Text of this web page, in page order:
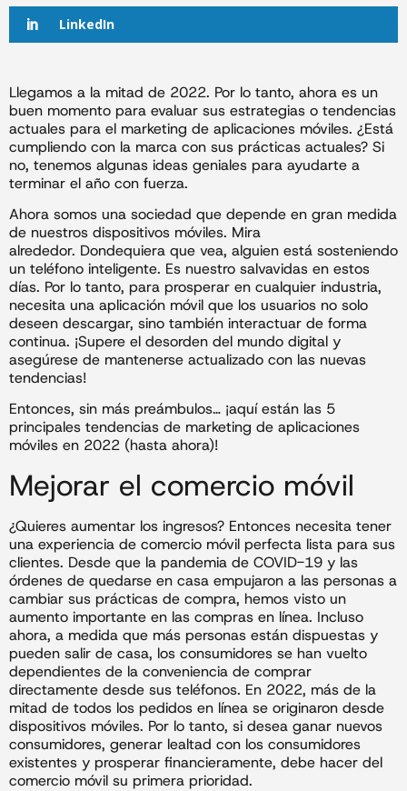
LinkedIn
Llegamos a la mitad de 2022. Por lo tanto, ahora es un
buen momento para evaluar sus estrategias o tendencias
actuales para el marketing de aplicaciones móviles. ¿Está
cumpliendo con la marca con sus prácticas actuales? Si
no, tenemos algunas ideas geniales para ayudarte a
terminar el año con fuerza.
Ahora somos una sociedad que depende en gran medida
de nuestros dispositivos móviles. Mira
alrededor. Dondequiera que vea, alguien está sosteniendo
un teléfono inteligente. Es nuestro salvavidas en estos
días. Por lo tanto, para prosperar en cualquier industria,
necesita una aplicación móvil que los usuarios no solo
deseen descargar, sino también interactuar de forma
continua. ¡Supere el desorden del mundo digital y
asegúrese de mantenerse actualizado con las nuevas
tendencias!
Entonces, sin más preámbulos… ¡aquí están las 5
principales tendencias de marketing de aplicaciones
móviles en 2022 (hasta ahora)!
Mejorar el comercio móvil
¿Quieres aumentar los ingresos? Entonces necesita tener
una experiencia de comercio móvil perfecta lista para sus
clientes. Desde que la pandemia de COVID-19 y las
órdenes de quedarse en casa empujaron a las personas a
cambiar sus prácticas de compra, hemos visto un
aumento importante en las compras en línea. Incluso
ahora, a medida que más personas están dispuestas y
pueden salir de casa, los consumidores se han vuelto
dependientes de la conveniencia de comprar
directamente desde sus teléfonos. En 2022, más de la
mitad de todos los pedidos en línea se originaron desde
dispositivos móviles. Por lo tanto, si desea ganar nuevos
consumidores, generar lealtad con los consumidores
existentes y prosperar financieramente, debe hacer del
comercio móvil su primera prioridad.